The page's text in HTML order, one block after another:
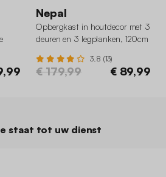
Nepal
Opbergkast in houtdecor met 3
deuren en 3 legplanken, 120cm
3.8 (13)
€ 179,99 € 89,99
staat tot uw dienst